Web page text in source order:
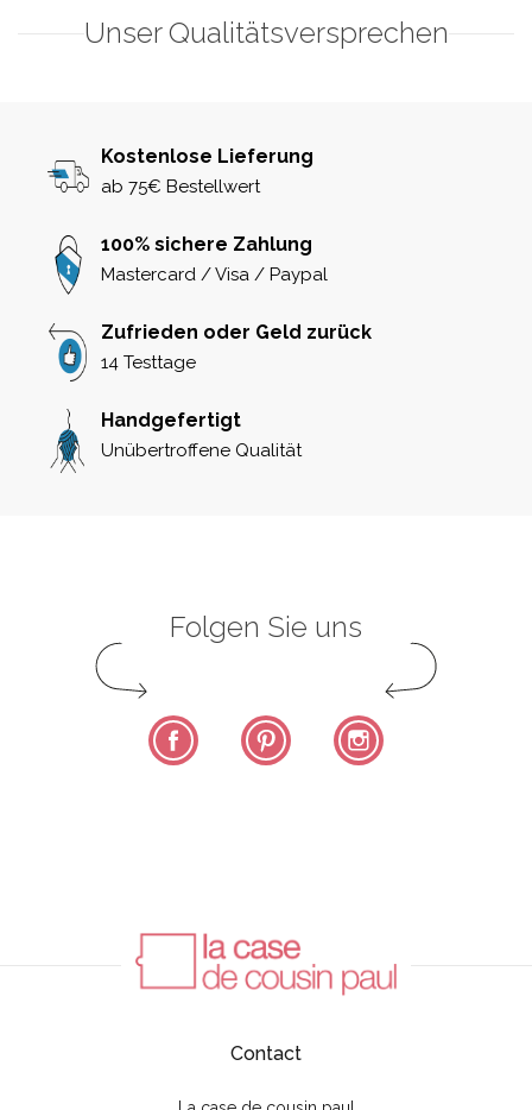
Unser Qualitätsversprechen
Kostenlose Lieferung
ab 75€ Bestellwert
100% sichere Zahlung
Mastercard / Visa / Paypal
Zufrieden oder Geld zurück
14 Testtage
Handgefertigt
Unübertroffene Qualität
Folgen Sie uns
Facebook Pinterest
Contact